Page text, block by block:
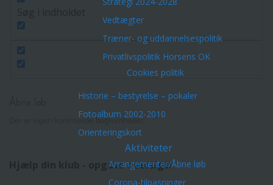
Vedtægter
Træner- og uddannelsespolitik
Privatlivspolitik Horsens OK
Cookies politik
Historie – bestyrelse – pokaler
Fotoalbum 2002-2010
Orienteringskort
Aktiviteter
Arrangementer/Åbne løb
Corona-tilpasninger
Der er ingen kommende begivenheder.
Hjælp din klub - opgave oversigt!